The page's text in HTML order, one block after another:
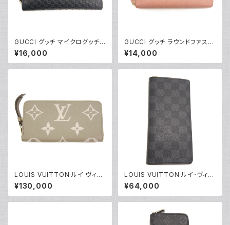
GUCCI グッチ マイクログッチシ
マレザー 3つ折 ラウンドファス
ナー 長財布 449364 4960
85 ブラック Y05068
¥16,000
GUCCI グッチ ラウンドファスナ
ー長財布 インターロッキングG
レザー ピンク 2711H 8402 Y0
4140
¥14,000
LOUIS VUITTON ルイ ヴィト
ン ジッピー・ウォレット モノグラ
ム アンプラント 長財布 トゥルト
レールクレーム M69794 Y04
¥130,000
LOUIS VUITTON ルイ･ヴィト
ン 長財布 ダミエ グラフィット ポ
ルトフォイユ・ブラザ N62665 Y
05199
¥64,000